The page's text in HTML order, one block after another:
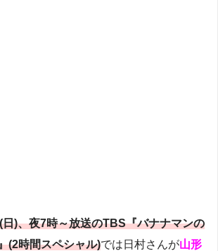
)、夜7時～放送のTBS『バナナマンの
(2時間スペシャル)では日村さんが山形